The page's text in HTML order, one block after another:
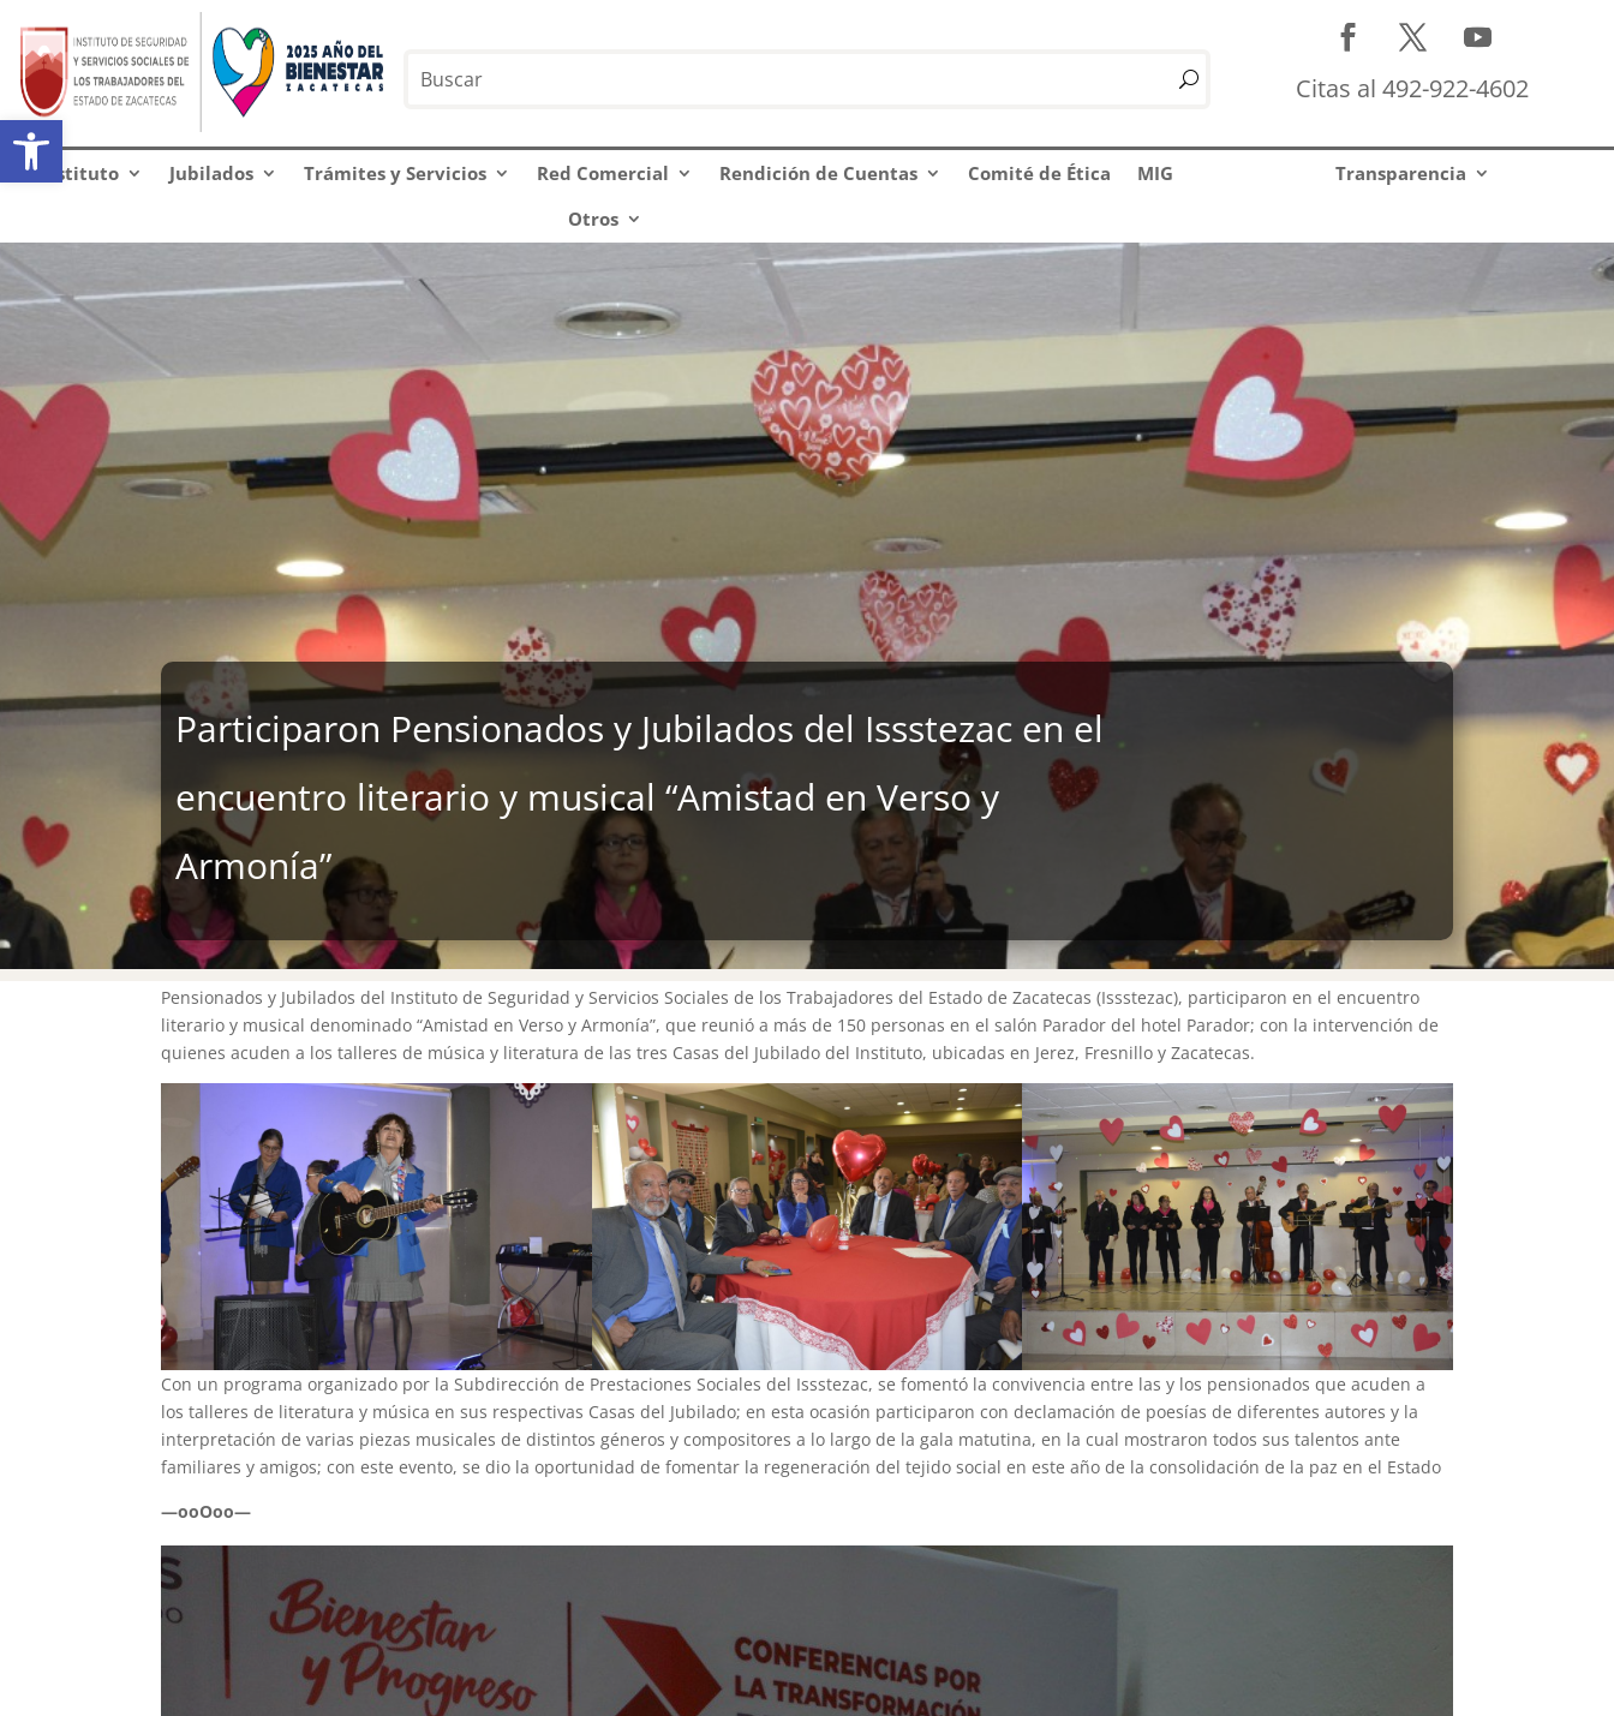
Abrir barra de herramientas
Citas al 492-922-4602
Instituto Jubilados Trámites y Servicios Red Comercial Rendición de Cuentas Comité de Ética
MIG
Otros
Transparencia
Participaron Pensionados y Jubilados del Issstezac en el
encuentro literario y musical “Amistad en Verso y
Armonía”
Pensionados y Jubilados del Instituto de Seguridad y Servicios Sociales de los Trabajadores del Estado de Zacatecas (Issstezac), participaron en el encuentro
literario y musical denominado “Amistad en Verso y Armonía”, que reunió a más de 150 personas en el salón Parador del hotel Parador; con la intervención de
quienes acuden a los talleres de música y literatura de las tres Casas del Jubilado del Instituto, ubicadas en Jerez, Fresnillo y Zacatecas.
Con un programa organizado por la Subdirección de Prestaciones Sociales del Issstezac, se fomentó la convivencia entre las y los pensionados que acuden a
los talleres de literatura y música en sus respectivas Casas del Jubilado; en esta ocasión participaron con declamación de poesías de diferentes autores y la
interpretación de varias piezas musicales de distintos géneros y compositores a lo largo de la gala matutina, en la cual mostraron todos sus talentos ante
familiares y amigos; con este evento, se dio la oportunidad de fomentar la regeneración del tejido social en este año de la consolidación de la paz en el Estado
—ooOoo—